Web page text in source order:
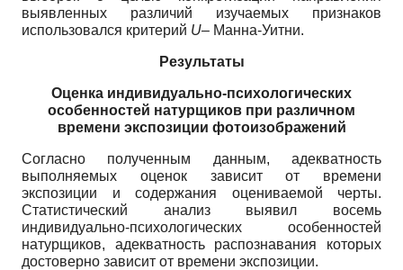
выявленных различий изучаемых признаков
использовался критерий U– Манна-Уитни.
Результаты
Оценка индивидуально-психологических
особенностей натурщиков при различном
времени экспозиции фотоизображений
Согласно полученным данным, адекватность
выполняемых оценок зависит от време­ни
экспозиции и содержания оцениваемой черты.
Статистический анализ выявил восемь
индивидуально-психологических особенностей
натурщиков, адекватность распознавания которых
достоверно зависит от времени экспозиции.